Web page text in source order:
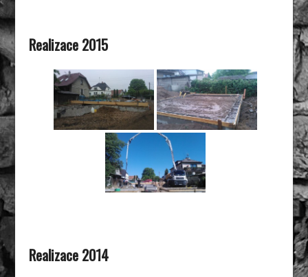
Realizace 2015
Realizace 2014